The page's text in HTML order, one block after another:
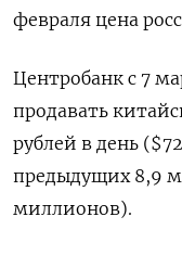
февраля цена
Центробанк с 7
продавать
рублей в день
предыдущих 8,9
миллионов).